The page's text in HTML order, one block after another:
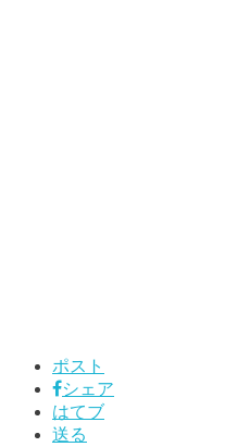
ポスト
シェア
はてブ
送る